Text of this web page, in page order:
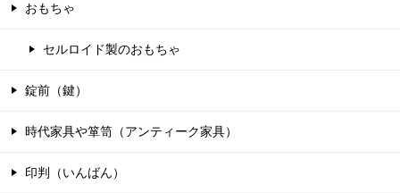
おもちゃ
セルロイド製のおもちゃ
錠前（鍵）
時代家具や箪笥（アンティーク家具）
印判（いんばん）